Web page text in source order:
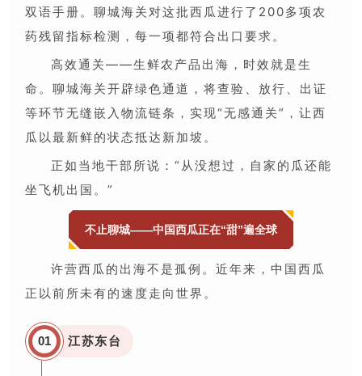
双语手册。聊城海关对这批西瓜进行了200多项农
药残留指标检测，每一项都符合出口要求。
高效通关——生鲜农产品出海，时效就是生
命。聊城海关开辟绿色通道，将查验、放行、出证
等环节无缝嵌入物流链条，实现“无感通关”，让西
瓜以最新鲜的状态抵达新加坡。
正如当地干部所说：“从没想过，自家的瓜还能
坐飞机出国。”
不止聊城——中国西瓜正在“甜”遍全球
许营西瓜的出海不是孤例。近年来，中国西瓜
正以前所未有的速度走向世界。
01 江苏东台